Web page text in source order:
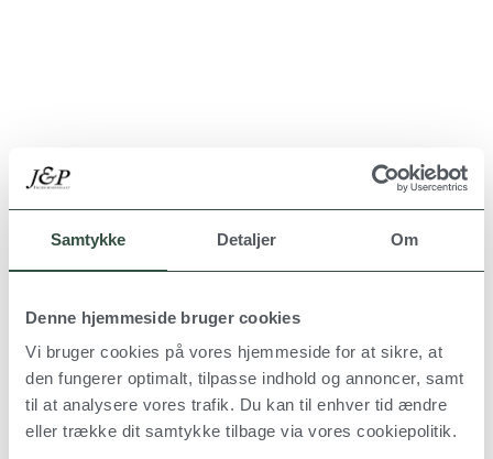
Samtykke Detaljer Om
Denne hjemmeside bruger cookies
Vi bruger cookies på vores hjemmeside for at sikre, at
den fungerer optimalt, tilpasse indhold og annoncer, samt
til at analysere vores trafik. Du kan til enhver tid ændre
eller trække dit samtykke tilbage via vores cookiepolitik.